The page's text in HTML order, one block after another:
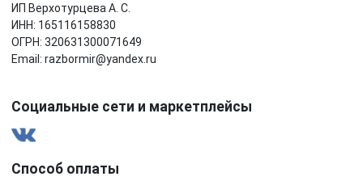
ИП Верхотурцева А. С.
ИНН: 165116158830
ОГРН: 320631300071649
Email: razbormir@yandex.ru
Социальные сети и маркетплейсы
Способ оплаты